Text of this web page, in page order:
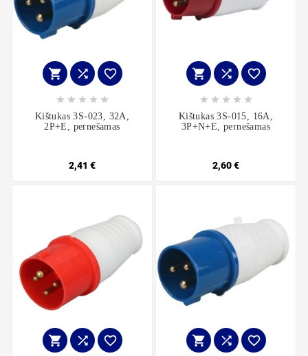
  
    
Kištukas 3S-023, 32A,
2P+E, pernešamas
2,41 €
  
    
Kištukas 3S-015, 16A,
3P+N+E, pernešamas
2,60 €
     